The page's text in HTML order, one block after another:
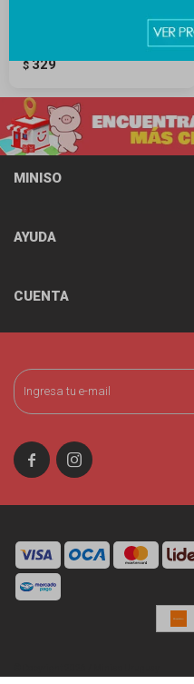
$ 329
 
MINISO
AYUDA
CUENTA